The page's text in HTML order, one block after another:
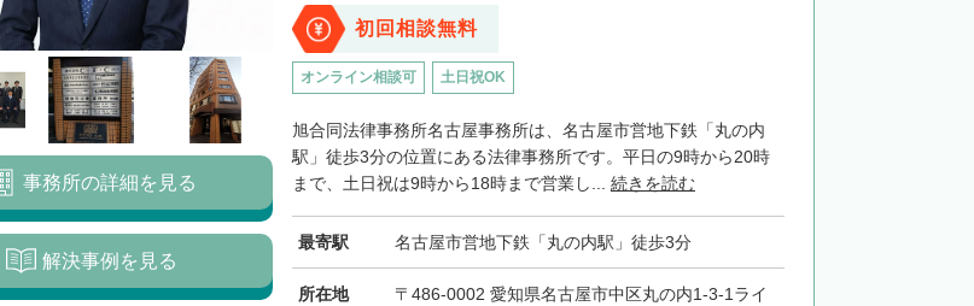
初回相談無料
オンライン相談可 土日祝OK
旭合同法律事務所名古屋事務所は、名古屋市営地下鉄「丸の内
駅」徒歩3分の位置にある法律事務所です。平日の9時から20時
まで、土日祝は9時から18時まで営業し... 続きを読む
最寄駅 名古屋市営地下鉄「丸の内駅」徒歩3分
所在地
〒486-0002 愛知県名古屋市中区丸の内1-3-1ライ
事務所の詳細を見る
解決事例を見る